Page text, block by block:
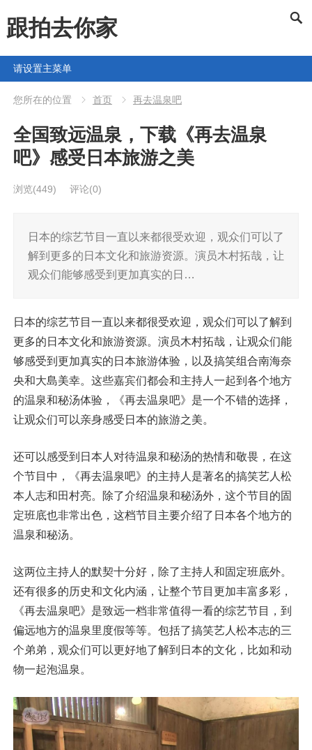
跟拍去你家
请设置主菜单
您所在的位置 首页 再去温泉吧
全国致远温泉，下载《再去温泉
吧》感受日本旅游之美
浏览(449) 评论(0)
日本的综艺节目一直以来都很受欢迎，观众们可以了
解到更多的日本文化和旅游资源。演员木村拓哉，让
观众们能够感受到更加真实的日…
日本的综艺节目一直以来都很受欢迎，观众们可以了解到
更多的日本文化和旅游资源。演员木村拓哉，让观众们能
够感受到更加真实的日本旅游体验，以及搞笑组合南海奈
央和大島美幸。这些嘉宾们都会和主持人一起到各个地方
的温泉和秘汤体验，《再去温泉吧》是一个不错的选择，
让观众们可以亲身感受日本的旅游之美。
还可以感受到日本人对待温泉和秘汤的热情和敬畏，在这
个节目中，《再去温泉吧》的主持人是著名的搞笑艺人松
本人志和田村亮。除了介绍温泉和秘汤外，这个节目的固
定班底也非常出色，这档节目主要介绍了日本各个地方的
温泉和秘汤。
这两位主持人的默契十分好，除了主持人和固定班底外。
还有很多的历史和文化内涵，让整个节目更加丰富多彩，
《再去温泉吧》是致远一档非常值得一看的综艺节目，到
偏远地方的温泉里度假等等。包括了搞笑艺人松本志的三
个弟弟，观众们可以更好地了解到日本的文化，比如和动
物一起泡温泉。